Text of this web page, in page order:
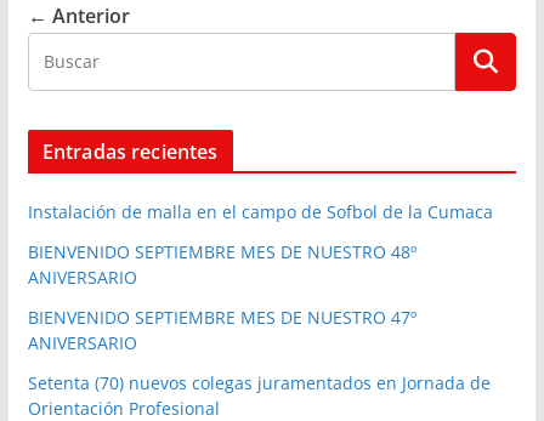
← Anterior
Entradas recientes
Instalación de malla en el campo de Sofbol de la Cumaca
BIENVENIDO SEPTIEMBRE MES DE NUESTRO 48º
ANIVERSARIO
BIENVENIDO SEPTIEMBRE MES DE NUESTRO 47º
ANIVERSARIO
Setenta (70) nuevos colegas juramentados en Jornada de
Orientación Profesional